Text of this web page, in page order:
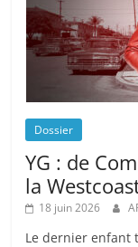
Dossier
YG : de
la
18 juin 2026
Le dernier enfant